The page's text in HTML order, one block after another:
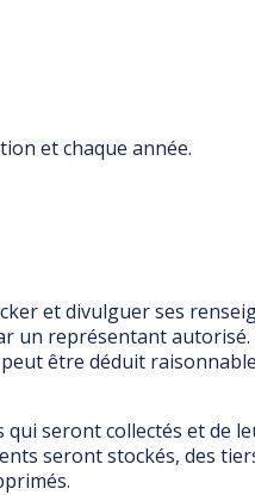
et chaque année.
et divulguer ses
un représentant
être déduit
seront collectés et de
seront stockés, des